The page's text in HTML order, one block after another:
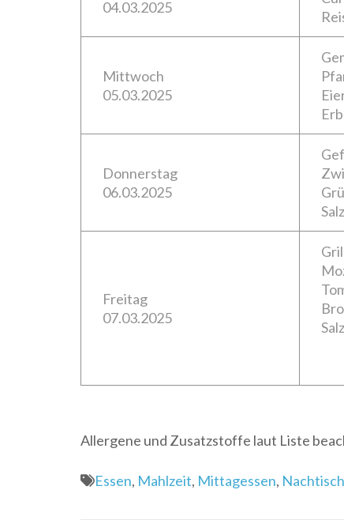
04.03.2025
Mittwoch
05.03.2025
Donnerstag
06.03.2025
Freitag
07.03.2025
Allergene und Zusatzstoffe laut Liste
Essen, Mahlzeit, Mittagessen, Nachtisch